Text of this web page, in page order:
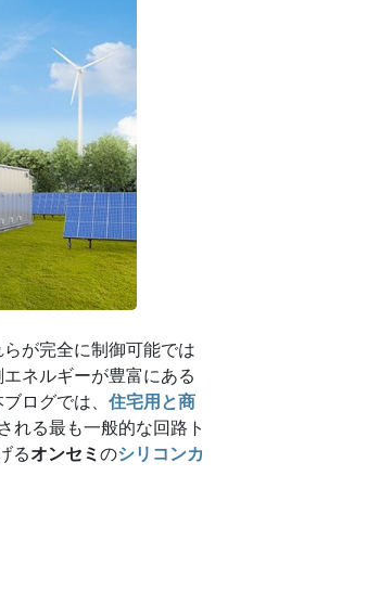
が完全に制御可能では
ネルギーが豊富にある
ログでは、 住宅用と商
れる最も一般的な回路ト
るオンセミ のシリコンカ